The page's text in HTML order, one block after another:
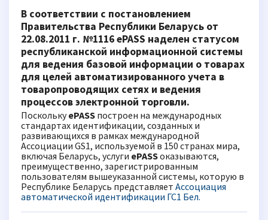
В соответствии с постановлением
Правительства Республики Беларусь от
22.08.2011 г. №1116ePASS наделен статусом
республиканской информационной системы
для ведения базовой информации о товарах
для целей автоматизированного учета в
товаропроводящих сетях и ведения
процессов электронной торговли.
ПосколькуePASS построен на международных
стандартах идентификации, созданных и
развивающихся в рамках международной
Ассоциации GS1, используемой в 150 странах мира,
включая Беларусь, услуги ePASSоказываются,
преимущественно, зарегистрированным
пользователям вышеуказанной системы, которую в
Республике Беларусь представляет Ассоциация
автоматической идентификации ГС1 Бел.